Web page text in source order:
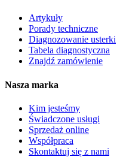
Artykuły
Porady techniczne
Diagnozowanie usterki
Tabela diagnostyczna
Znajdź zamówienie
Nasza marka
Kim jesteśmy
Świadczone usługi
Sprzedaż online
Współpraca
Skontaktuj się z nami